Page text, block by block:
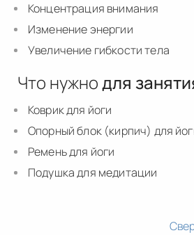
Концентрация внимания
Изменение энергии
Увеличение гибкости тела
Что нужнодля
Коврик для йоги
Опорный блок (кирпич) для
Ремень для йоги
Подушка для медитации